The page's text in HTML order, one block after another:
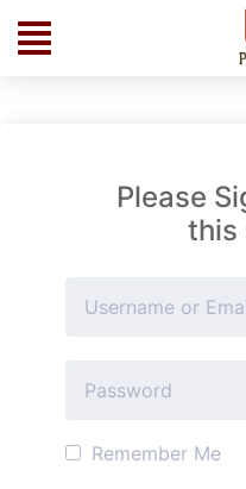
Please
this
Remember Me